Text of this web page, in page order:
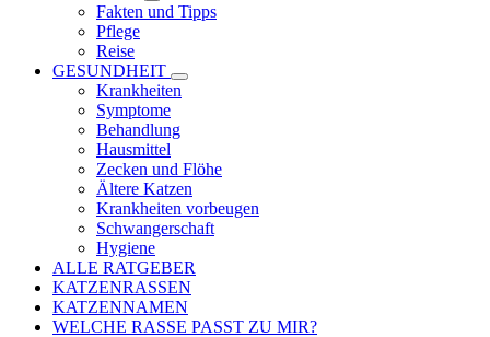
Fakten und Tipps
Pflege
Reise
GESUNDHEIT
Krankheiten
Symptome
Behandlung
Hausmittel
Zecken und Flöhe
Ältere Katzen
Krankheiten vorbeugen
Schwangerschaft
Hygiene
ALLE RATGEBER
KATZENRASSEN
KATZENNAMEN
WELCHE RASSE PASST ZU MIR?